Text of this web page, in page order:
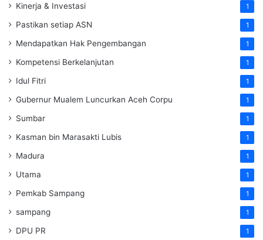
Kinerja & Investasi 1
Pastikan setiap ASN 1
Mendapatkan Hak Pengembangan 1
Kompetensi Berkelanjutan 1
Idul Fitri 1
Gubernur Mualem Luncurkan Aceh Corpu 1
Sumbar 1
Kasman bin Marasakti Lubis 1
Madura 1
Utama 1
Pemkab Sampang 1
sampang 1
DPU PR 1